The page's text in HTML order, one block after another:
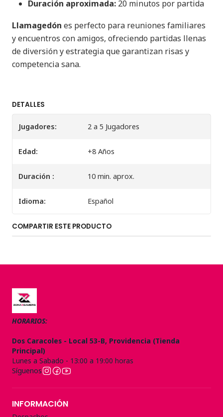
Duración aproximada: 20 minutos por partida
Llamagedón es perfecto para reuniones familiares
y encuentros con amigos, ofreciendo partidas llenas
de diversión y estrategia que garantizan risas y
competencia sana.
DETALLES
Jugadores: 2 a 5 Jugadores
Edad: +8 Años
Duración : 10 min. aprox.
Idioma: Español
COMPARTIR ESTE PRODUCTO
HORARIOS:
Dos Caracoles - Local 53-B, Providencia (Tienda
Principal)
Lunes a Sabado - 13:00 a 19:00 horas
Síguenos
INFORMACIÓN